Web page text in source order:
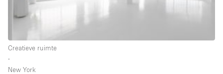
Toegankelijk voor mensen met handicap
Toonbanken
Tuin
Creatieve ruimte
∙
New York